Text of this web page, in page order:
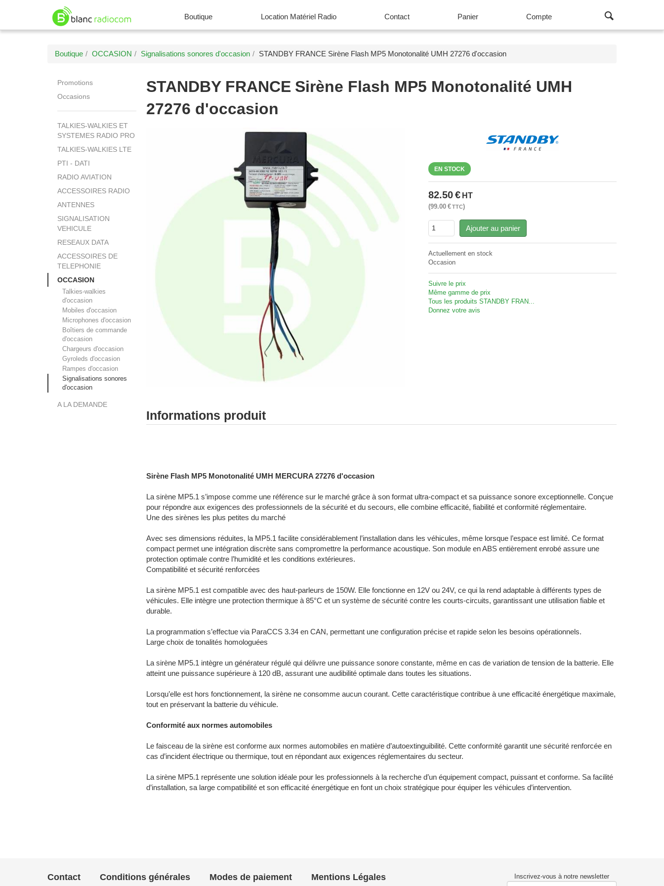
Boutique Location Matériel Radio Contact Panier Compte
Boutique OCCASION Signalisations sonores d'occasion STANDBY FRANCE Sirène Flash MP5 Monotonalité UMH 27276 d'occasion
Promotions
Occasions
TALKIES-WALKIES ET
SYSTEMES RADIO PRO
TALKIES-WALKIES LTE
PTI - DATI
RADIO AVIATION
ACCESSOIRES RADIO
ANTENNES
SIGNALISATION
VEHICULE
RESEAUX DATA
ACCESSOIRES DE
TELEPHONIE
OCCASION
Talkies-walkies
d'occasion
Mobiles d'occasion
Microphones d'occasion
Boîtiers de commande
d'occasion
Chargeurs d'occasion
Gyroleds d'occasion
Rampes d'occasion
Signalisations sonores
d'occasion
A LA DEMANDE
STANDBY FRANCE Sirène Flash MP5 Monotonalité UMH
27276 d'occasion
EN STOCK
82.50€ HT
99.00 €TTC
Ajouter au panier
Actuellement en stock
Occasion
Suivre le prix
Même gamme de prix
Tous les produits STANDBY FRAN...
Donnez votre avis
Informations produit
Sirène Flash MP5 Monotonalité UMH MERCURA 27276 d'occasion
La sirène MP5.1 s’impose comme une référence sur le marché grâce à son format ultra-compact et sa puissance sonore exceptionnelle. Conçue
pour répondre aux exigences des professionnels de la sécurité et du secours, elle combine efficacité, fiabilité et conformité réglementaire.
Une des sirènes les plus petites du marché
Avec ses dimensions réduites, la MP5.1 facilite considérablement l’installation dans les véhicules, même lorsque l’espace est limité. Ce format
compact permet une intégration discrète sans compromettre la performance acoustique. Son module en ABS entièrement enrobé assure une
protection optimale contre l’humidité et les conditions extérieures.
Compatibilité et sécurité renforcées
La sirène MP5.1 est compatible avec des haut-parleurs de 150W. Elle fonctionne en 12V ou 24V, ce qui la rend adaptable à différents types de
véhicules. Elle intègre une protection thermique à 85°C et un système de sécurité contre les courts-circuits, garantissant une utilisation fiable et
durable.
La programmation s’effectue via ParaCCS 3.34 en CAN, permettant une configuration précise et rapide selon les besoins opérationnels.
Large choix de tonalités homologuées
La sirène MP5.1 intègre un générateur régulé qui délivre une puissance sonore constante, même en cas de variation de tension de la batterie. Elle
atteint une puissance supérieure à 120 dB, assurant une audibilité optimale dans toutes les situations.
Lorsqu’elle est hors fonctionnement, la sirène ne consomme aucun courant. Cette caractéristique contribue à une efficacité énergétique maximale,
tout en préservant la batterie du véhicule.
Conformité aux normes automobiles
Le faisceau de la sirène est conforme aux normes automobiles en matière d’autoextinguibilité. Cette conformité garantit une sécurité renforcée en
cas d’incident électrique ou thermique, tout en répondant aux exigences réglementaires du secteur.
La sirène MP5.1 représente une solution idéale pour les professionnels à la recherche d’un équipement compact, puissant et conforme. Sa facilité
d’installation, sa large compatibilité et son efficacité énergétique en font un choix stratégique pour équiper les véhicules d’intervention.
Inscrivez-vous à notre newsletter
Contact Conditions générales Modes de paiement Mentions Légales